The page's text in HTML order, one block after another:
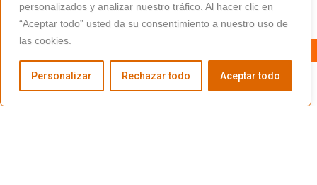
personalizados y analizar nuestro tráfico. Al hacer clic en
“Aceptar todo” usted da su consentimiento a nuestro uso de
las cookies.
Personalizar Rechazar todo Aceptar todo